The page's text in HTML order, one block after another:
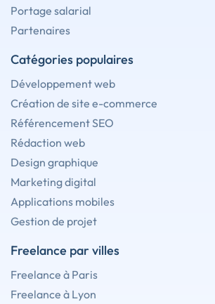
Portage salarial
Partenaires
Catégories populaires
Développement web
Création de site e-commerce
Référencement SEO
Rédaction web
Design graphique
Marketing digital
Applications mobiles
Gestion de projet
Freelance par villes
Freelance à Paris
Freelance à Lyon